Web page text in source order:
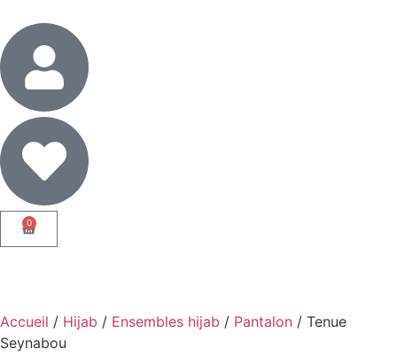
0
Accueil / Hijab / Ensembles hijab / Pantalon / Tenue
Seynabou